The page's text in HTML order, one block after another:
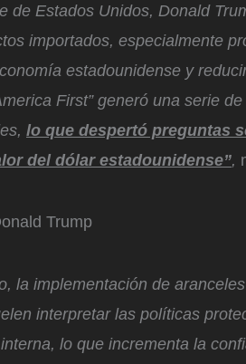
de Estados Unidos, Donald
importados, especialmente
estadounidense y
First” generó una serie
lo que despertó preguntas
del dólar estadounidense”,
Trump
la implementación de
interpretar las políticas
lo que incrementa la